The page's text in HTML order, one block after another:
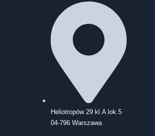
Heliotropów 29 kl.A lok.5
04-796 Warszawa